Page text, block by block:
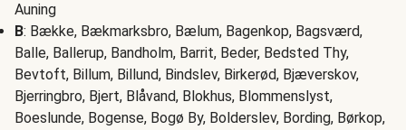
Auning
B: Bække, Bækmarksbro, Bælum, Bagenkop, Bagsværd,
Balle, Ballerup, Bandholm, Barrit, Beder, Bedsted Thy,
Bevtoft, Billum, Billund, Bindslev, Birkerød, Bjæverskov,
Bjerringbro, Bjert, Blåvand, Blokhus, Blommenslyst,
Boeslunde, Bogense, Bogø By, Bolderslev, Bording, Børkop,